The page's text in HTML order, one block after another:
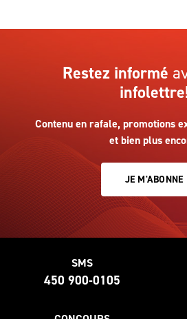
Restez informé
Contenu en rafale, promotions
et bien plus
JE M'ABONNE
SMS
450 900-0105